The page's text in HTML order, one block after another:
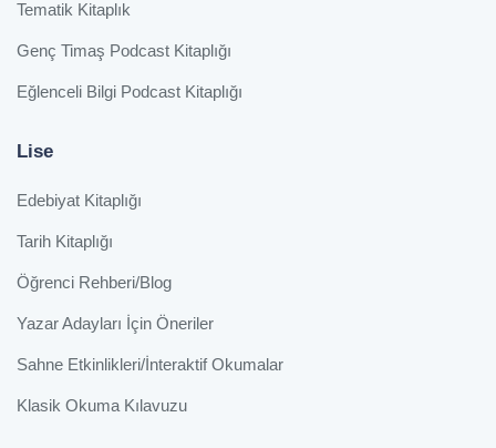
Tematik Kitaplık
Genç Timaş Podcast Kitaplığı
Eğlenceli Bilgi Podcast Kitaplığı
Lise
Edebiyat Kitaplığı
Tarih Kitaplığı
Öğrenci Rehberi/Blog
Yazar Adayları İçin Öneriler
Sahne Etkinlikleri/İnteraktif Okumalar
Klasik Okuma Kılavuzu